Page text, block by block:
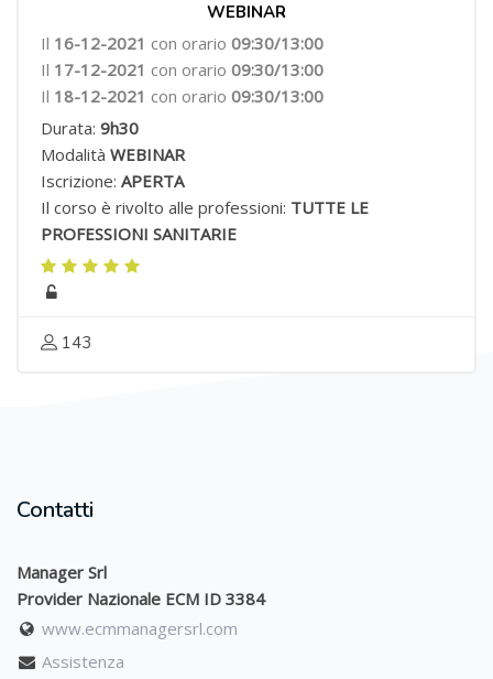
WEBINAR
Il 16-12-2021 con orario 09:30/13:00
Il 17-12-2021 con orario 09:30/13:00
Il 18-12-2021 con orario 09:30/13:00
Durata: 9h30
Modalità WEBINAR
Iscrizione: APERTA
Il corso è rivolto alle professioni: TUTTE LE
PROFESSIONI SANITARIE
143
Contatti
Manager Srl
Provider Nazionale ECM ID 3384
www.ecmmanagersrl.com
Assistenza